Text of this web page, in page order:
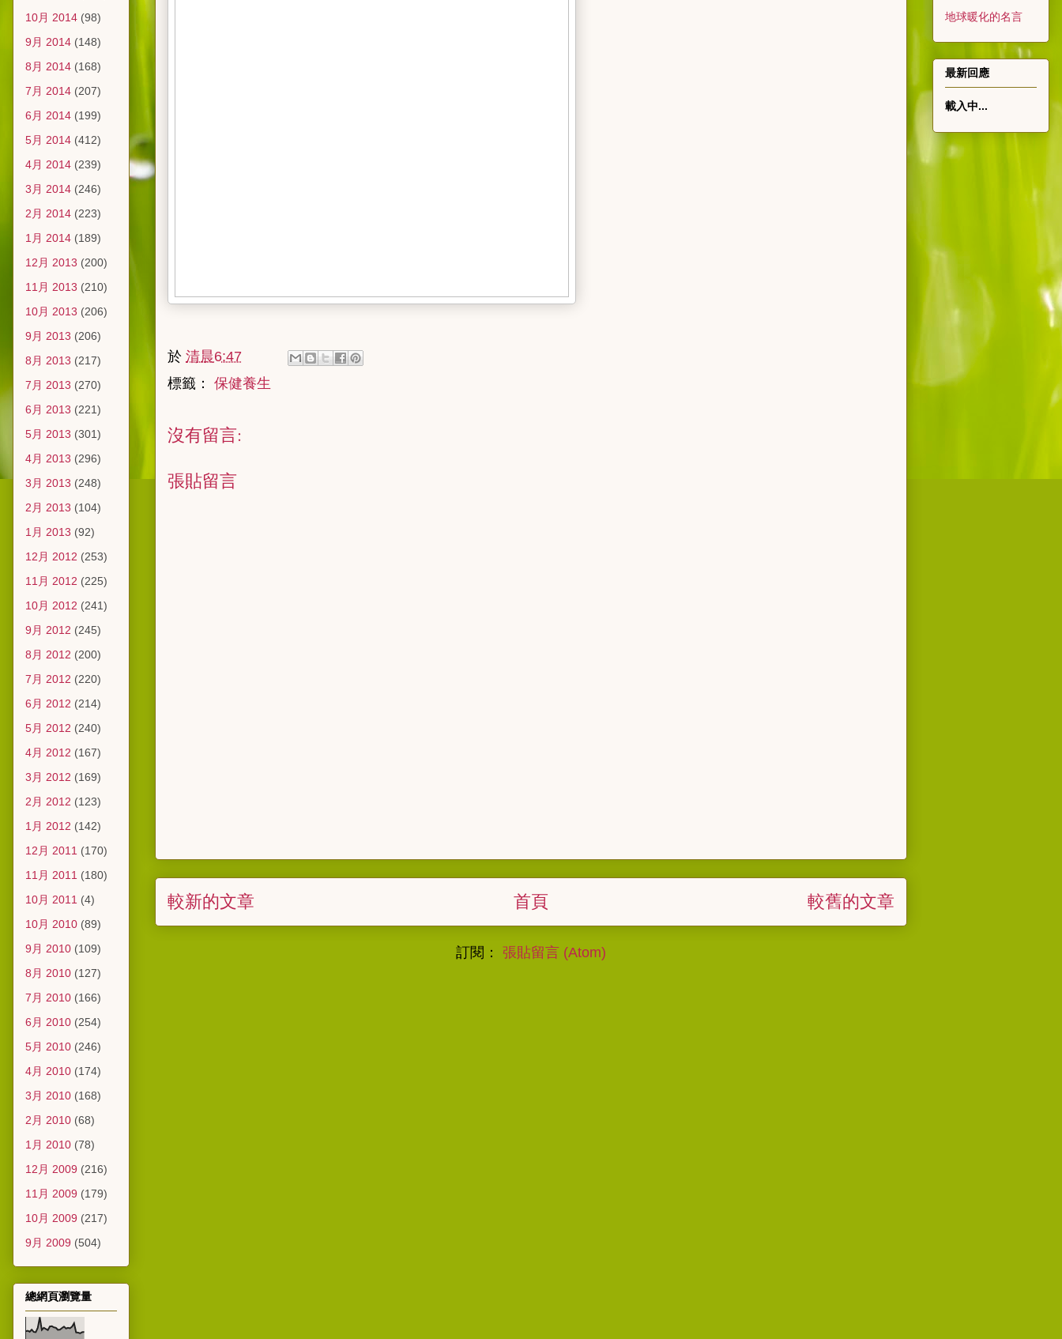
於 清晨6:47
標籤： 保健養生
沒有留言:
張貼留言
較新的文章 較舊的文章
首頁
訂閱： 張貼留言 (Atom)
10月 2014 (98)
9月 2014 (148)
8月 2014 (168)
7月 2014 (207)
6月 2014 (199)
5月 2014 (412)
4月 2014 (239)
3月 2014 (246)
2月 2014 (223)
1月 2014 (189)
12月 2013 (200)
11月 2013 (210)
10月 2013 (206)
9月 2013 (206)
8月 2013 (217)
7月 2013 (270)
6月 2013 (221)
5月 2013 (301)
4月 2013 (296)
3月 2013 (248)
2月 2013 (104)
1月 2013 (92)
12月 2012 (253)
11月 2012 (225)
10月 2012 (241)
9月 2012 (245)
8月 2012 (200)
7月 2012 (220)
6月 2012 (214)
5月 2012 (240)
4月 2012 (167)
3月 2012 (169)
2月 2012 (123)
1月 2012 (142)
12月 2011 (170)
11月 2011 (180)
10月 2011 (4)
10月 2010 (89)
9月 2010 (109)
8月 2010 (127)
7月 2010 (166)
6月 2010 (254)
5月 2010 (246)
4月 2010 (174)
3月 2010 (168)
2月 2010 (68)
1月 2010 (78)
12月 2009 (216)
11月 2009 (179)
10月 2009 (217)
9月 2009 (504)
總網頁瀏覽量
地球暖化的名言
最新回應
載入中...